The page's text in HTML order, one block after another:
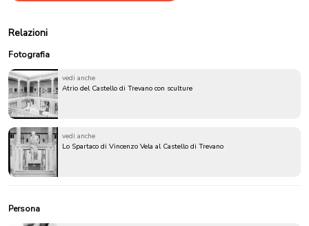
Relazioni
Fotografia
vedi anche
Atrio del Castello di Trevano con sculture
vedi anche
Lo Spartaco di Vincenzo Vela al Castello di Trevano
Persona